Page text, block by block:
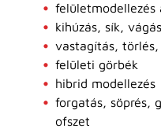
kihúzás, sík,
vastagítás,
felületi görbék
hibrid modellezés
forgatás, söprés,
ofszet